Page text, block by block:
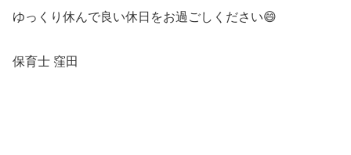
ゆっくり休んで良い休日をお過ごしください😄
保育士 窪田